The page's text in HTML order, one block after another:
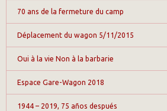
70 ans de la fermeture du camp
Déplacement du wagon 5/11/2015
Oui à la vie Non à la barbarie
Espace Gare-Wagon 2018
1944 – 2019, 75 años después